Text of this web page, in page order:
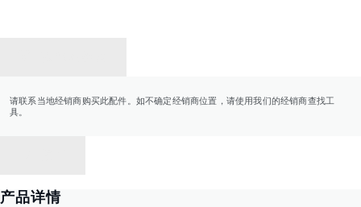
请联系当地经销商购买此配件。如不确定经销商位置，请使用我们的经销商查找工
具。
产品详情